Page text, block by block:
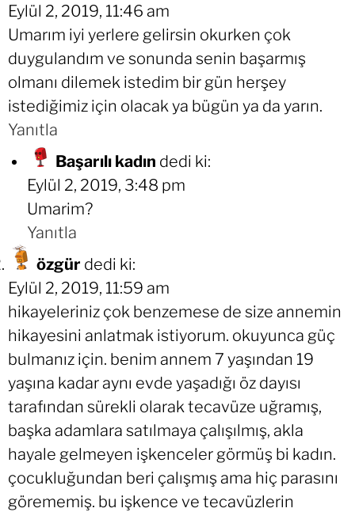
Eylül 2, 2019, 11:46 am
Umarım iyi yerlere gelirsin okurken çok
duygulandım ve sonunda senin başarmış
olmanı dilemek istedim bir gün herşey
istediğimiz için olacak ya bügün ya da yarın.
Yanıtla
Başarılı kadın dedi ki:
Eylül 2, 2019, 3:48 pm
Umarim?
Yanıtla
özgür dedi ki:
Eylül 2, 2019, 11:59 am
hikayeleriniz çok benzemese de size annemin
hikayesini anlatmak istiyorum. okuyunca güç
bulmanız için. benim annem 7 yaşından 19
yaşına kadar aynı evde yaşadığı öz dayısı
tarafından sürekli olarak tecavüze uğramış,
başka adamlara satılmaya çalışılmış, akla
hayale gelmeyen işkenceler görmüş bi kadın.
çocukluğundan beri çalışmış ama hiç parasını
görememiş. bu işkence ve tecavüzlerin